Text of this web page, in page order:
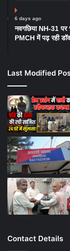
6 days ago
नवगछिया NH-31 पर
PMCH में पढ़ रही
Last Modified
Contact Details